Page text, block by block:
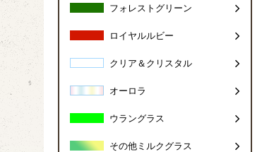
フォレストグリーン
ロイヤルルビー
クリア＆クリスタル
オーロラ
ウラングラス
その他ミルクグラス